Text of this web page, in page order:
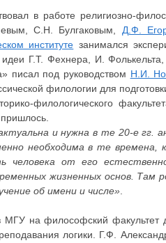
в работе религиозно-
С.Н. Булгаковым, Д.Ф.
институте занимался
идеи Г.Т. Фехнера, И.
под руководством Н.И.
филологии для
филологического
и нужна в те 20-е гг.
необходима в те
человека от его
жизненных основ.
об имени и числе»
МГУ на философский факультет
логики. Г.Ф.